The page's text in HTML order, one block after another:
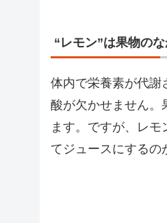
“レモン”は果物の
体内で栄養素が代謝
酸が欠かせません。
ます。ですが、レ
てジュースにするの